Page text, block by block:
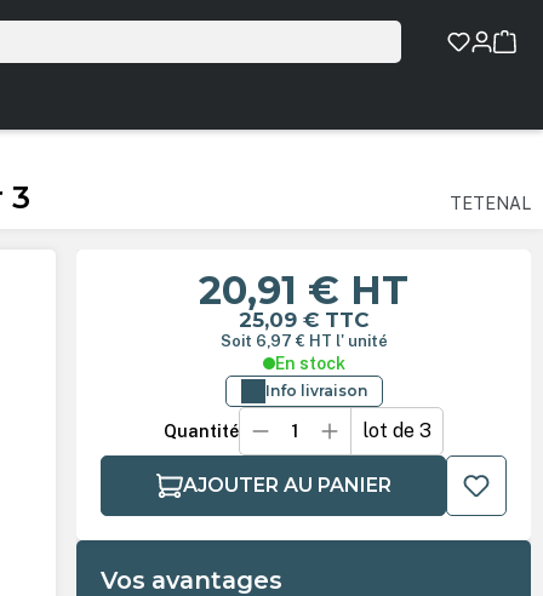
3 TETENAL
20,91 € HT
25,09 € TTC
Soit 6,97 € HT l' unité
En stock
Info livraison
Quantité lot de 3
AJOUTER AU PANIER
Vos avantages